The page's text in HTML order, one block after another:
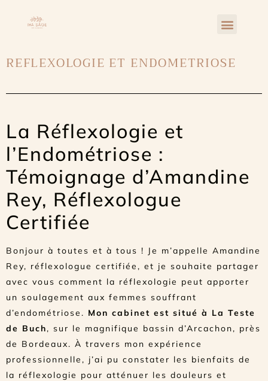
REFLEXOLOGIE ET ENDOMETRIOSE
La Réflexologie et
l’Endométriose :
Témoignage d’Amandine
Rey, Réflexologue
Certifiée
Bonjour à toutes et à tous ! Je m’appelle Amandine
Rey, réflexologue certifiée, et je souhaite partager
avec vous comment la réflexologie peut apporter
un soulagement aux femmes souffrant
d’endométriose. Mon cabinet est situé à La Teste
de Buch, sur le magnifique bassin d’Arcachon, près
de Bordeaux. À travers mon expérience
professionnelle, j’ai pu constater les bienfaits de
la réflexologie pour atténuer les douleurs et